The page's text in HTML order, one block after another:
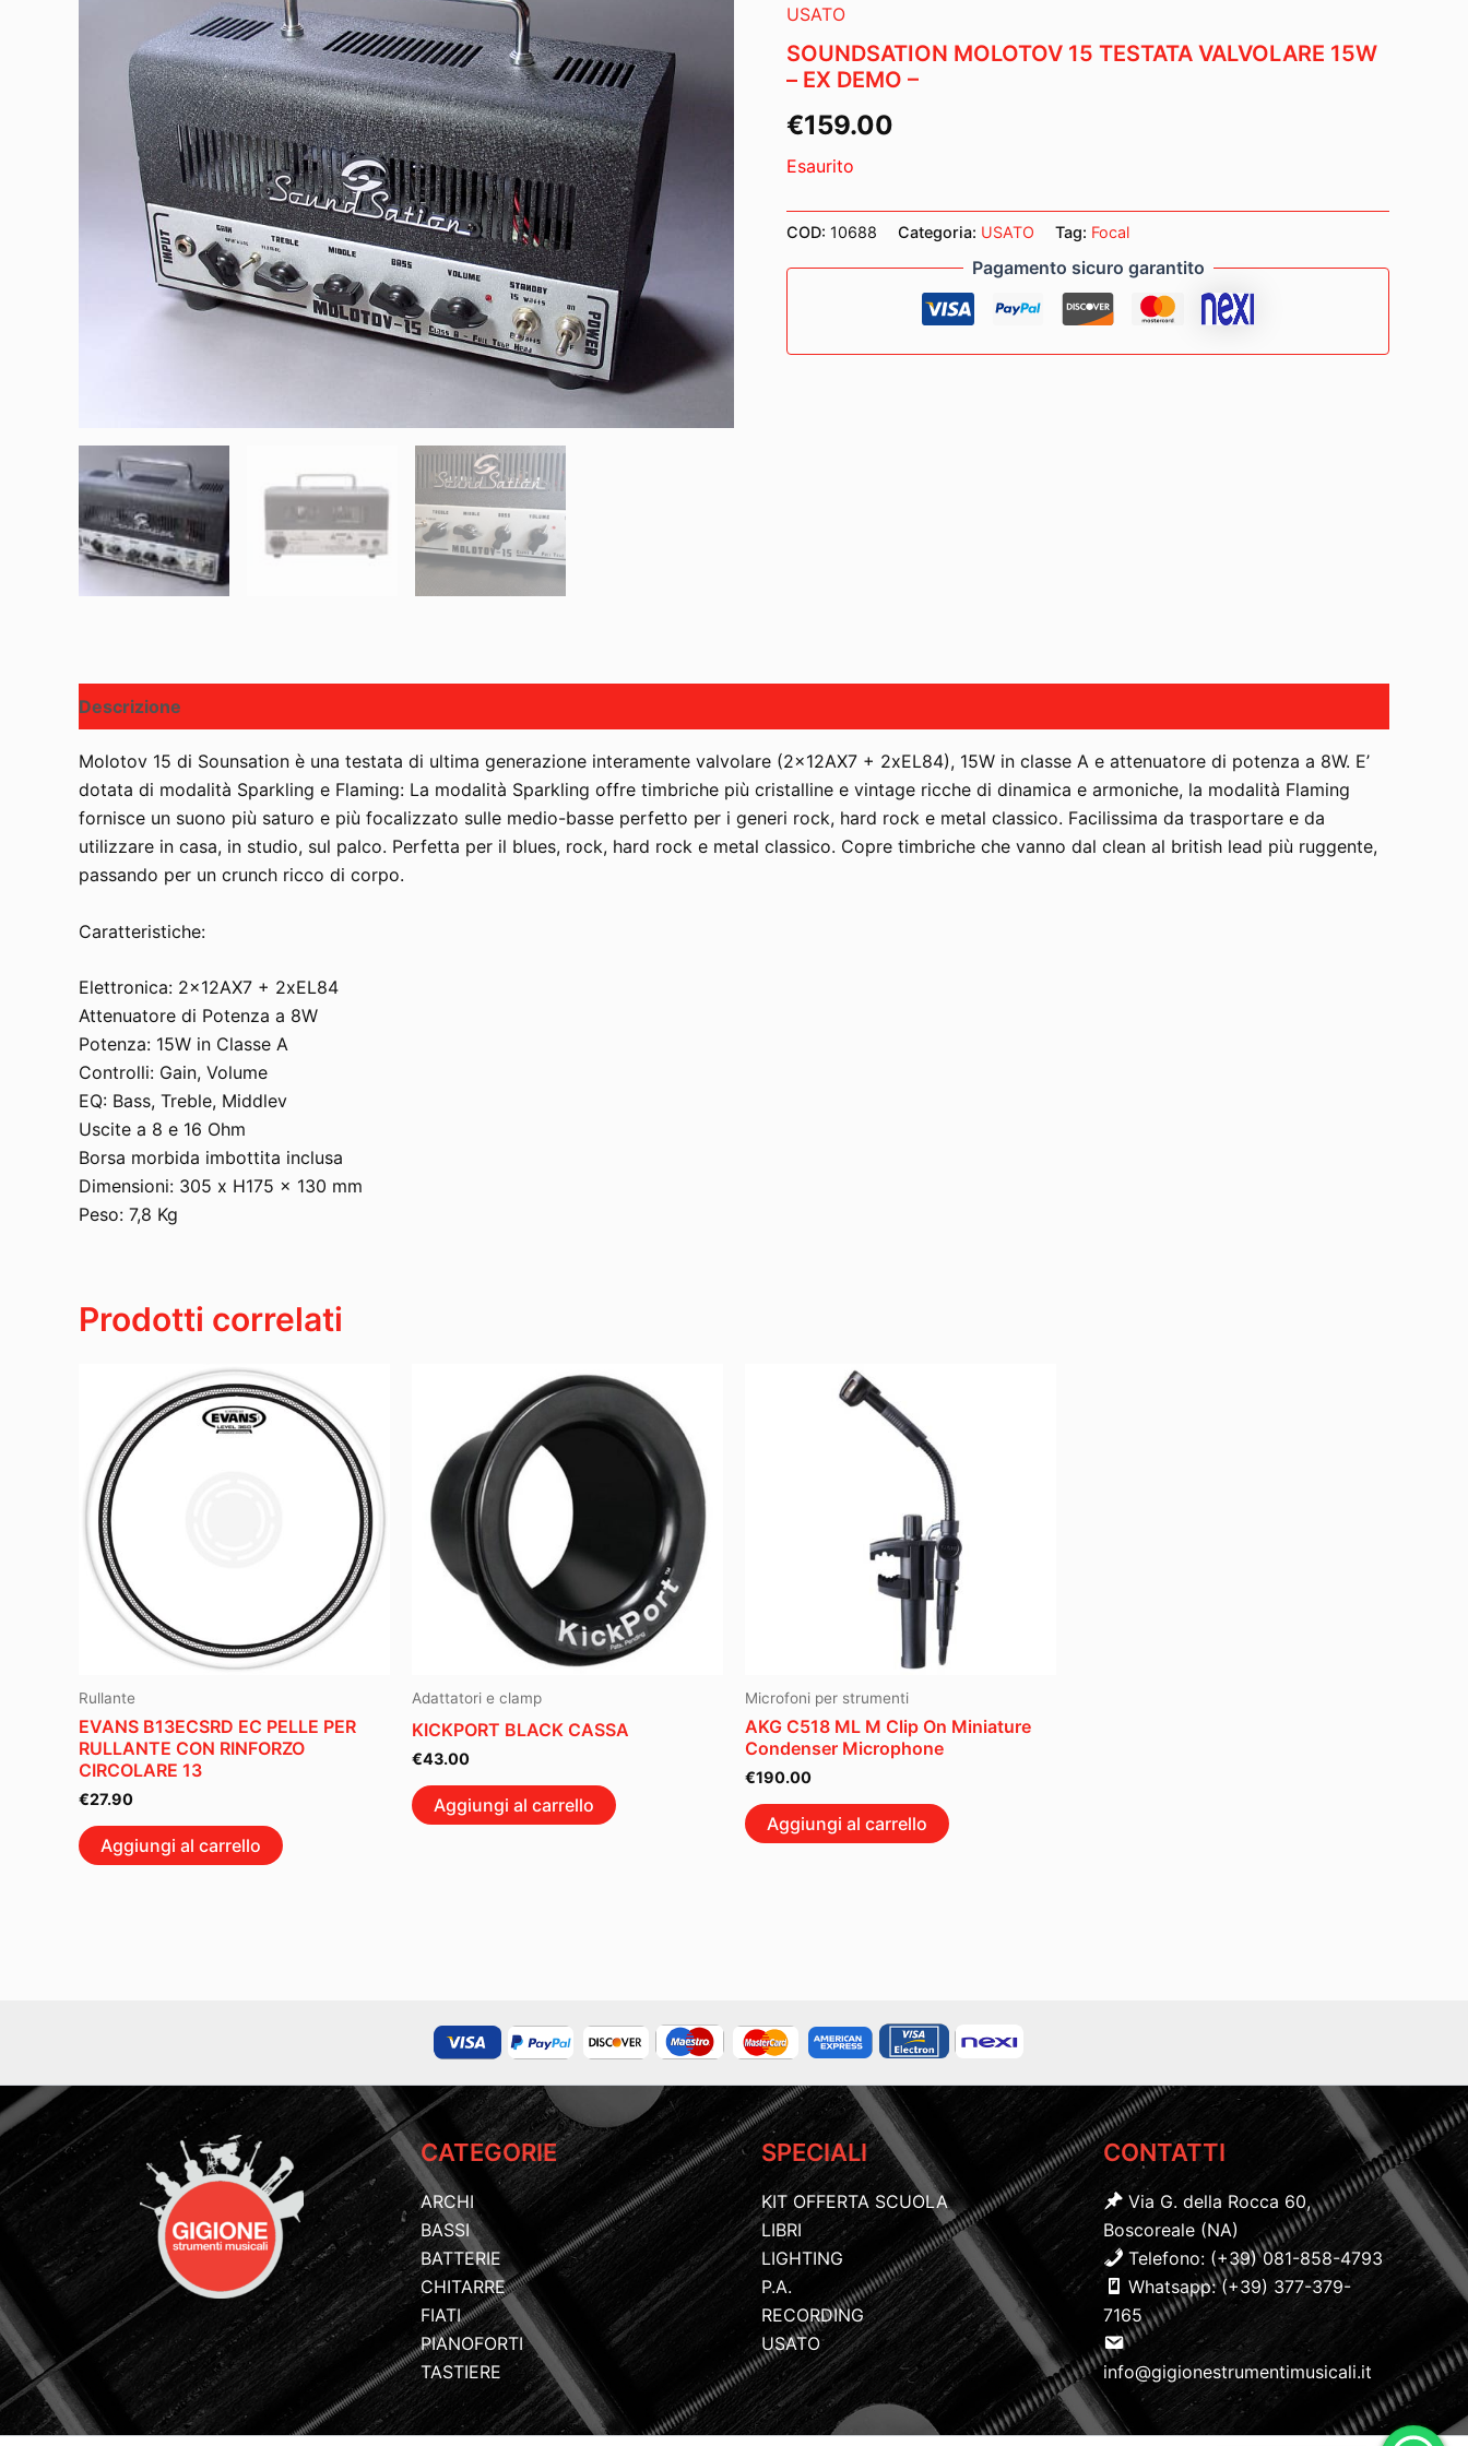
USATO
SOUNDSATION MOLOTOV 15 TESTATA VALVOLARE 15W
– EX DEMO –
€159.00
Esaurito
COD: 10688 Categoria: USATO Tag: Focal
Pagamento sicuro garantito
Descrizione
Molotov 15 di Sounsation è una testata di ultima generazione interamente valvolare (2x12AX7 + 2xEL84), 15W in classe A e attenuatore di potenza a 8W. E’
dotata di modalità Sparkling e Flaming: La modalità Sparkling offre timbriche più cristalline e vintage ricche di dinamica e armoniche, la modalità Flaming
fornisce un suono più saturo e più focalizzato sulle medio-basse perfetto per i generi rock, hard rock e metal classico. Facilissima da trasportare e da
utilizzare in casa, in studio, sul palco. Perfetta per il blues, rock, hard rock e metal classico. Copre timbriche che vanno dal clean al british lead più ruggente,
passando per un crunch ricco di corpo.
Caratteristiche:
Elettronica: 2x12AX7 + 2xEL84
Attenuatore di Potenza a 8W
Potenza: 15W in Classe A
Controlli: Gain, Volume
EQ: Bass, Treble, Middlev
Uscite a 8 e 16 Ohm
Borsa morbida imbottita inclusa
Dimensioni: 305 x H175 x 130 mm
Peso: 7,8 Kg
Prodotti correlati
Rullante
EVANS B13ECSRD EC PELLE PER
RULLANTE CON RINFORZO
CIRCOLARE 13
€27.90
Aggiungi al carrello
Adattatori e clamp
KICKPORT BLACK CASSA
€43.00
Aggiungi al carrello
Microfoni per strumenti
AKG C518 ML M Clip On Miniature
Condenser Microphone
€190.00
Aggiungi al carrello
CATEGORIE
ARCHI
BASSI
BATTERIE
CHITARRE
FIATI
PIANOFORTI
TASTIERE
SPECIALI
KIT OFFERTA SCUOLA
LIBRI
LIGHTING
P.A.
RECORDING
USATO
CONTATTI
Via G. della Rocca 60,
Boscoreale (NA)
Telefono: (+39) 081-858-4793
Whatsapp: (+39) 377-379-
7165
info@gigionestrumentimusicali.it